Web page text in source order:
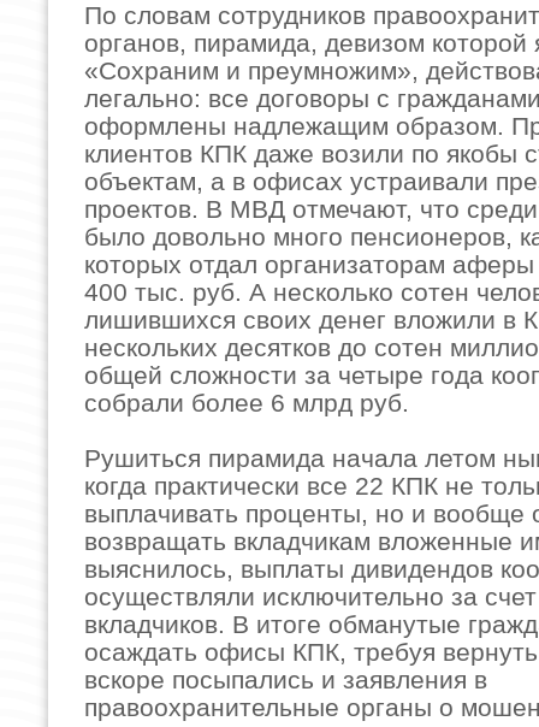
По словам сотрудников
органов, пирамида, девизом которой
«Сохраним и преумножим»,
легально: все договоры с
оформлены надлежащим образом.
клиентов КПК даже возили по якобы
объектам, а в офисах устраивали
проектов. В МВД отмечают, что среди
было довольно много пенсионеров,
которых отдал организаторам
400 тыс. руб. А несколько сотен
лишившихся своих денег вложили в
нескольких десятков до сотен
общей сложности за четыре года
собрали более 6 млрд руб.
Рушиться пирамида начала летом
когда практически все 22 КПК не
выплачивать проценты, но и вообще
возвращать вкладчикам вложенные
выяснилось, выплаты дивидендов
осуществляли исключительно за
вкладчиков. В итоге обманутые
осаждать офисы КПК, требуя
вскоре посыпались и заявления в
правоохранительные органы о